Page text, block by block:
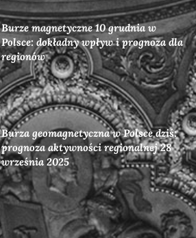
Burze magnetyczne 10 grudnia w
Polsce: dokładny wpływ i prognoza dla
regionów
Burza geomagnetyczna w Polsce dziś:
prognoza aktywności regionalnej 28
września 2025